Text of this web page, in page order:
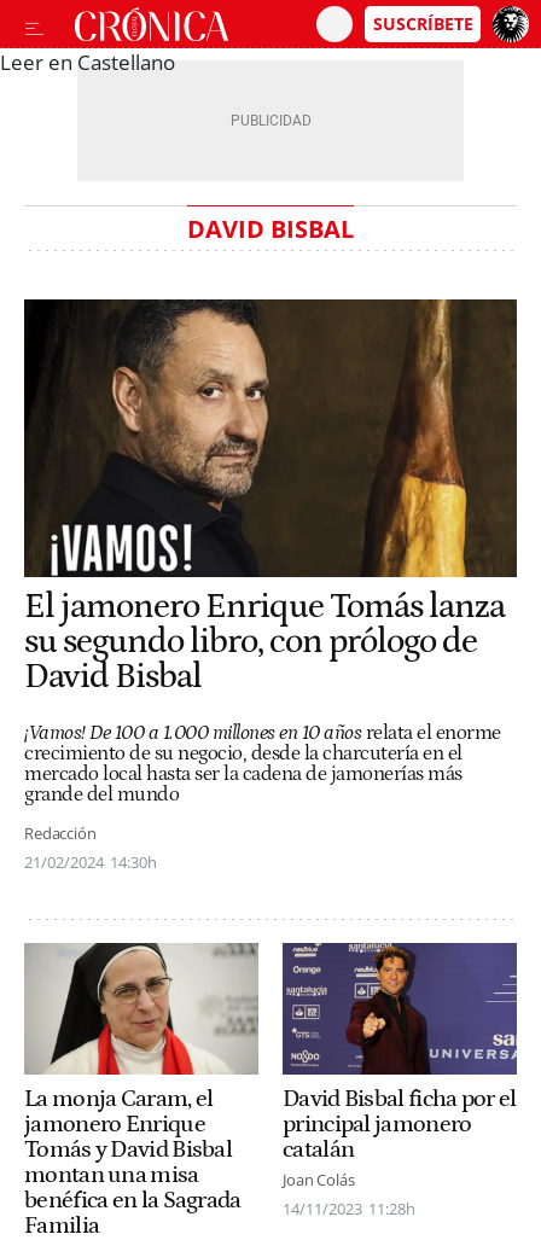
Leer en Castellano
DAVID BISBAL
El jamonero Enrique Tomás lanza
su segundo libro, con prólogo de
David Bisbal
¡Vamos! De 100 a 1.000 millones en 10 años relata el enorme
crecimiento de su negocio, desde la charcutería en el
mercado local hasta ser lacadena de jamonerías más
grande del mundo
Redacción
21/02/2024 14:30h
La monja Caram, el
jamonero Enrique
Tomás y David Bisbal
montan una misa
benéfica en la Sagrada
Familia
David Bisbal ficha por el
principal jamonero
catalán
Joan Colás
14/11/2023 11:28h